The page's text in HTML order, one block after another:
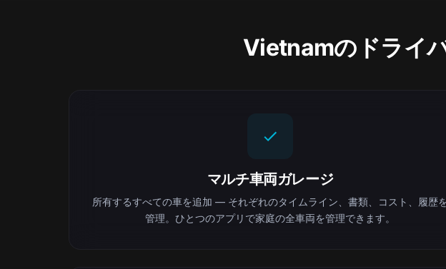
Vietnamのドライ
マルチ車両ガレージ
所有するすべての車を追加 — それぞれのタイムライン、書類、コスト、履歴
管理。ひとつのアプリで家庭の全車両を管理できます。